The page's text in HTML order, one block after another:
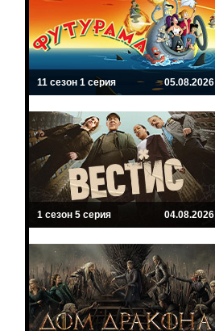
11 сезон 1 серия 05.08.2026
1 сезон 5 серия 04.08.2026